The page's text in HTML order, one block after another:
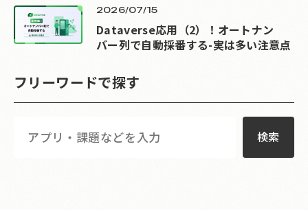
2026/07/15
Dataverse応用（2）！オートナン
バー列で自動採番する-実は多い注意点
フリーワードで探す
検索